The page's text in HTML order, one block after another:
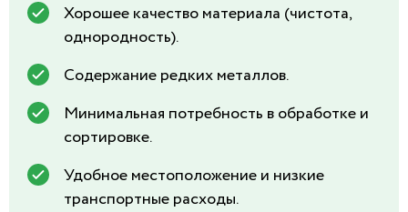
Хорошее качество материала (чистота,
однородность).
Содержание редких металлов.
Минимальная потребность в обработке и
сортировке.
Удобное местоположение и низкие
транспортные расходы.